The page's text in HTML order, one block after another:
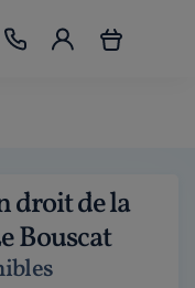
droit de la
Bouscat